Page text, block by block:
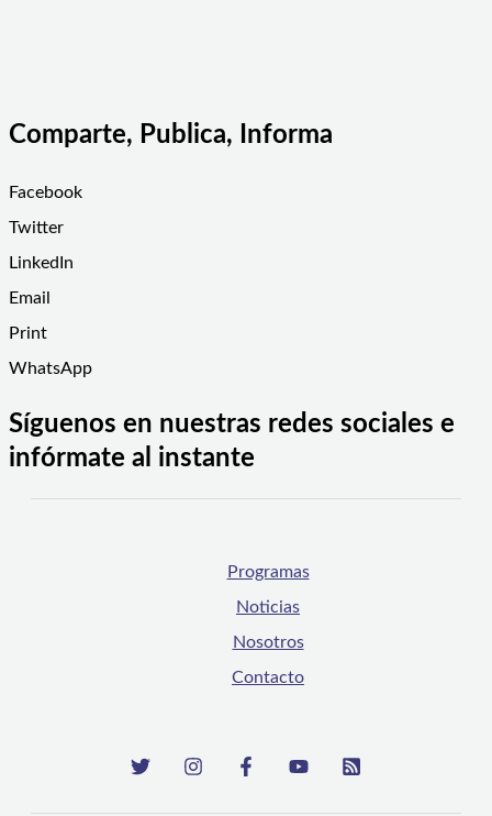
Comparte, Publica, Informa
Facebook
Twitter
LinkedIn
Email
Print
WhatsApp
Síguenos en nuestras redes sociales e
infórmate al instante
Programas
Noticias
Nosotros
Contacto